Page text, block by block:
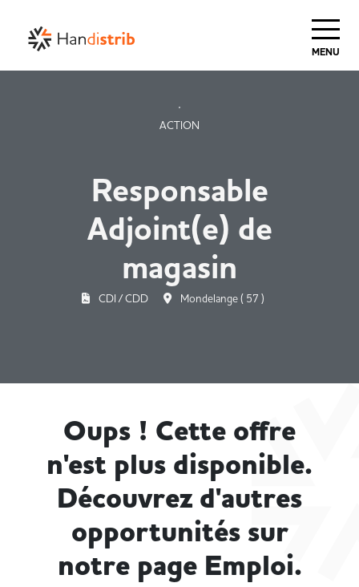
MENU
ACTION
Responsable
Adjoint(e) de
magasin
CDI / CDD Mondelange ( 57 )
Oups ! Cette offre
n'est plus disponible.
Découvrez d'autres
opportunités sur
notre page Emploi.